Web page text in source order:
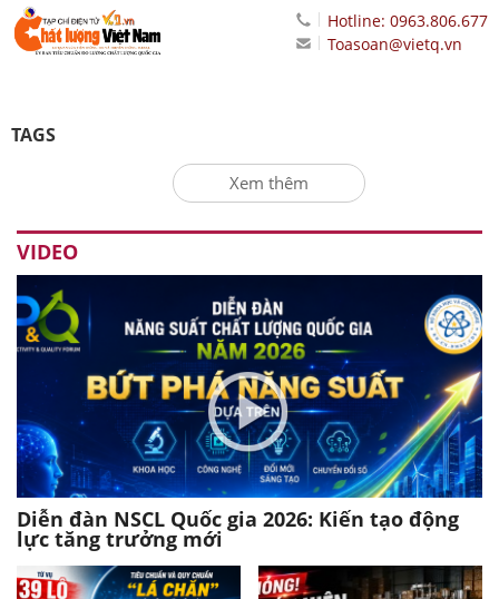
Hotline: 0963.806.677
Toasoan@vietq.vn
TAGS
Xem thêm
VIDEO
Diễn đàn NSCL Quốc gia 2026: Kiến tạo động
lực tăng trưởng mới